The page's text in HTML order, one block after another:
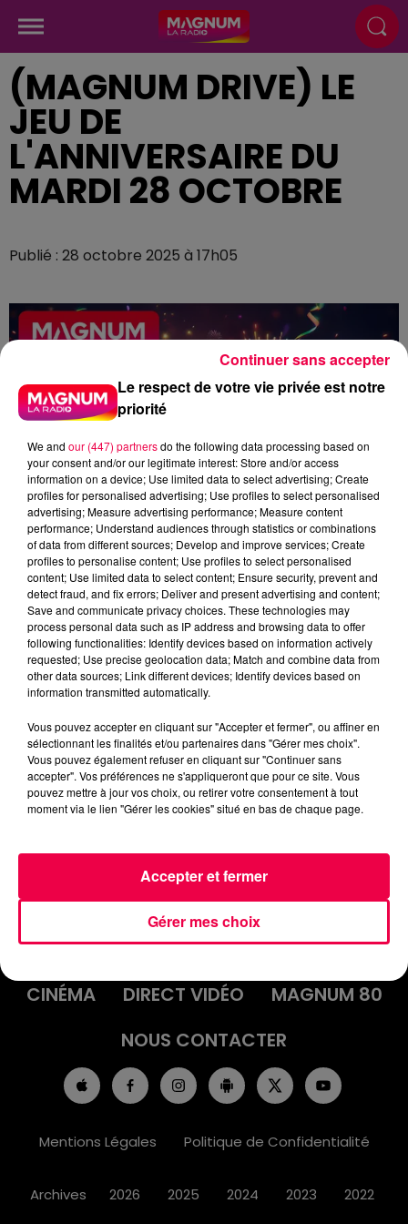
(MAGNUM DRIVE) LE
JEU DE
L'ANNIVERSAIRE DU
MARDI 28 OCTOBRE
Publié : 28 octobre 2025 à 17h05
podcasts/2025/10/20251028-ANNIVERSAIRES.mp3
ACCUEIL INFOS
EMISSIONS
AGENDA
JEUX
PODCASTS
CINÉMA
DIRECT VIDÉO
MAGNUM 80
NOUS CONTACTER
Mentions Légales Politique de Confidentialité
Archives 2026 2025 2024 2023 2022
Le respect de votre vie privée est notre
priorité
We and our (447) partnersdo the following data processing based on
your consent and/or our legitimate interest: Store and/or access
information on a device; Use limited data to select advertising; Create
profiles for personalised advertising; Use profiles to select personalised
advertising; Measure advertising performance; Measure content
performance; Understand audiences through statistics or combinations
of data from different sources; Develop and improve services; Create
profiles to personalise content; Use profiles to select personalised
content; Use limited data to select content; Ensure security, prevent and
detect fraud, and fix errors; Deliver and present advertising and content;
Save and communicate privacy choices. These technologies may
process personal data such as IP address and browsing data to offer
following functionalities: Identify devices based on information actively
requested; Use precise geolocation data; Match and combine data from
other data sources; Link different devices; Identify devices based on
information transmitted automatically.
Vous pouvez accepter en cliquant sur "Accepter et fermer", ou affiner en
sélectionnant les finalités et/ou partenaires dans "Gérer mes choix".
Vous pouvez également refuser en cliquant sur "Continuer sans
accepter". Vos préférences ne s'appliqueront que pour ce site. Vous
pouvez mettre à jour vos choix, ou retirer votre consentement à tout
moment via le lien "Gérer les cookies" situé en bas de chaque page.
Gérer mes choix
Accepter et fermer
Continuer sans accepter